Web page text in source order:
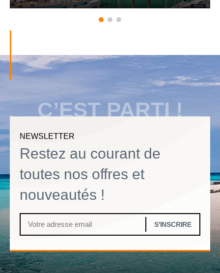
C’EST PARTI !
NEWSLETTER
Restez au courant de
toutes nos offres et
nouveautés !